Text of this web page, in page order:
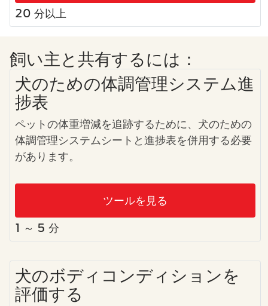
20 分以上
飼い主と共有するには：
犬のための体調管理システム進
捗表
ペットの体重増減を追跡するために、犬のための
体調管理システムシートと進捗表を併用する必要
があります。
ツールを見る
1 ～ 5 分
犬のボディコンディションを
評価する